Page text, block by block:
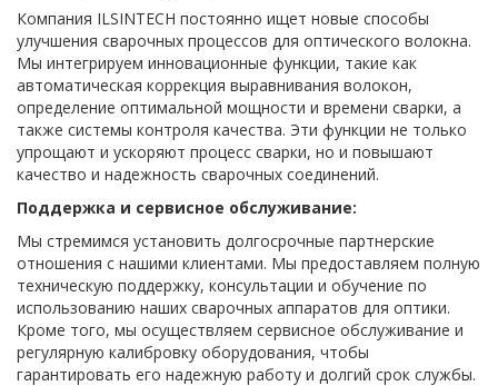
Компания ILSINTECH постоянно ищет новые способы
улучшения сварочных процессов для оптического волокна.
Мы интегрируем инновационные функции, такие как
автоматическая коррекция выравнивания волокон,
определение оптимальной мощности и времени сварки, а
также системы контроля качества. Эти функции не только
упрощают и ускоряют процесс сварки, но и повышают
качество и надежность сварочных соединений.
Поддержка и сервисное обслуживание:
Мы стремимся установить долгосрочные партнерские
отношения с нашими клиентами. Мы предоставляем полную
техническую поддержку, консультации и обучение по
использованию наших сварочных аппаратов для оптики.
Кроме того, мы осуществляем сервисное обслуживание и
регулярную калибровку оборудования, чтобы
гарантировать его надежную работу и долгий срок службы.